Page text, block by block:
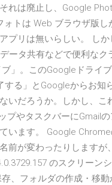
れは廃止し、Google
ォトは Web ブラウザ版し
プリは無いらしい。 しか
ータ共有などで便利なク
」。このGoogleドライ
する」とGoogleからお知
いだろうか。しかし、こ
プやタスクバーにGmail
います。 Google
前が変わったりしますが
のスクリーン
、フォルダの作成・移